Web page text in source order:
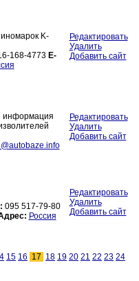
K-
168-4773 E-
Редактировать
Удалить
Добавить сайт
информация
Редактировать
Удалить
Добавить сайт
095 517-79-80
Россия
Редактировать
Удалить
Добавить сайт
15 16 17 18 19 20 21 22 23 24